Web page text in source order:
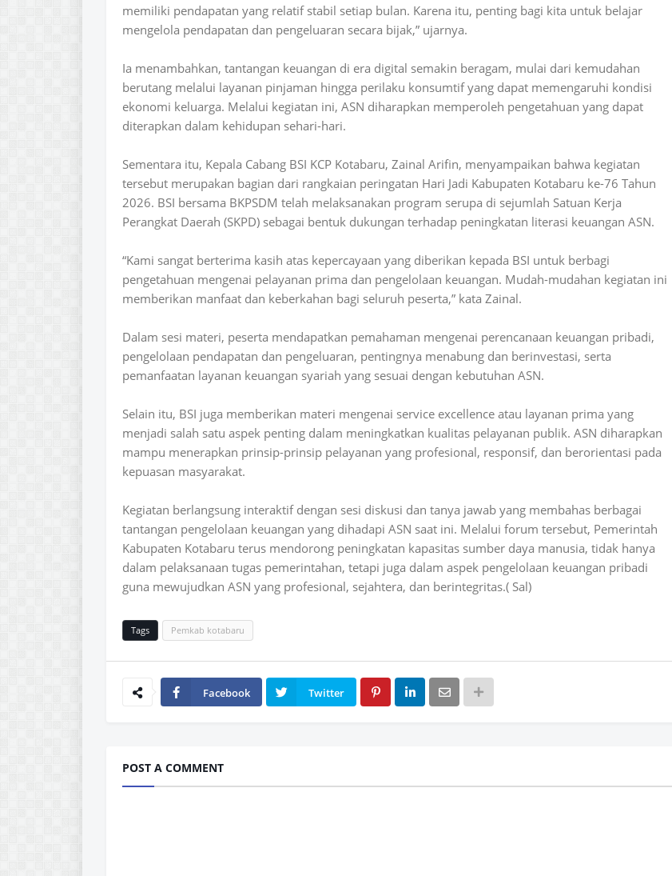
memiliki pendapatan yang relatif stabil setiap bulan. Karena itu, penting bagi kita untuk belajar
mengelola pendapatan dan pengeluaran secara bijak,” ujarnya.
Ia menambahkan, tantangan keuangan di era digital semakin beragam, mulai dari kemudahan
berutang melalui layanan pinjaman hingga perilaku konsumtif yang dapat memengaruhi kondisi
ekonomi keluarga. Melalui kegiatan ini, ASN diharapkan memperoleh pengetahuan yang dapat
diterapkan dalam kehidupan sehari-hari.
Sementara itu, Kepala Cabang BSI KCP Kotabaru, Zainal Arifin, menyampaikan bahwa kegiatan
tersebut merupakan bagian dari rangkaian peringatan Hari Jadi Kabupaten Kotabaru ke-76 Tahun
2026. BSI bersama BKPSDM telah melaksanakan program serupa di sejumlah Satuan Kerja
Perangkat Daerah (SKPD) sebagai bentuk dukungan terhadap peningkatan literasi keuangan ASN.
“Kami sangat berterima kasih atas kepercayaan yang diberikan kepada BSI untuk berbagi
pengetahuan mengenai pelayanan prima dan pengelolaan keuangan. Mudah-mudahan kegiatan ini
memberikan manfaat dan keberkahan bagi seluruh peserta,” kata Zainal.
Dalam sesi materi, peserta mendapatkan pemahaman mengenai perencanaan keuangan pribadi,
pengelolaan pendapatan dan pengeluaran, pentingnya menabung dan berinvestasi, serta
pemanfaatan layanan keuangan syariah yang sesuai dengan kebutuhan ASN.
Selain itu, BSI juga memberikan materi mengenai service excellence atau layanan prima yang
menjadi salah satu aspek penting dalam meningkatkan kualitas pelayanan publik. ASN diharapkan
mampu menerapkan prinsip-prinsip pelayanan yang profesional, responsif, dan berorientasi pada
kepuasan masyarakat.
Kegiatan berlangsung interaktif dengan sesi diskusi dan tanya jawab yang membahas berbagai
tantangan pengelolaan keuangan yang dihadapi ASN saat ini. Melalui forum tersebut, Pemerintah
Kabupaten Kotabaru terus mendorong peningkatan kapasitas sumber daya manusia, tidak hanya
dalam pelaksanaan tugas pemerintahan, tetapi juga dalam aspek pengelolaan keuangan pribadi
guna mewujudkan ASN yang profesional, sejahtera, dan berintegritas.( Sal)
Tags Pemkab kotabaru
Facebook Twitter
POST A COMMENT